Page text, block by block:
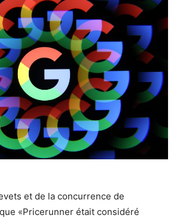
et de la concurrence de
«Pricerunner était considéré